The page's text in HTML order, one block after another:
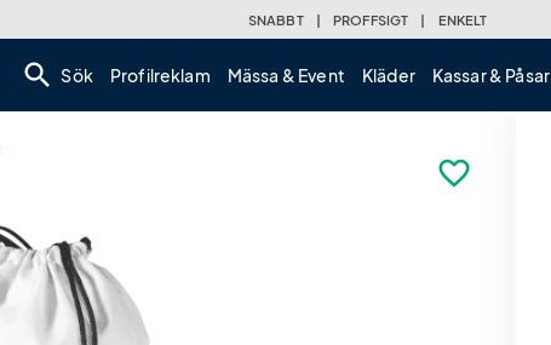
SNABBT | PROFFSIGT | ENKELT
search Sök Profilreklam Mässa & Event Kläder Kassar & Påsar
favorite_border